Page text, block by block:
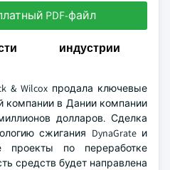
PDF-файл
индустрии
& Wilcox продала ключевые
компании в Дании компании
долларов. Сделка
сжигания DynaGrate и
проекты по переработке
средств будет направлена